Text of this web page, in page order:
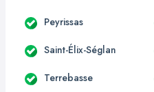
Peyrissas
Saint-Élix-Séglan
Terrebasse